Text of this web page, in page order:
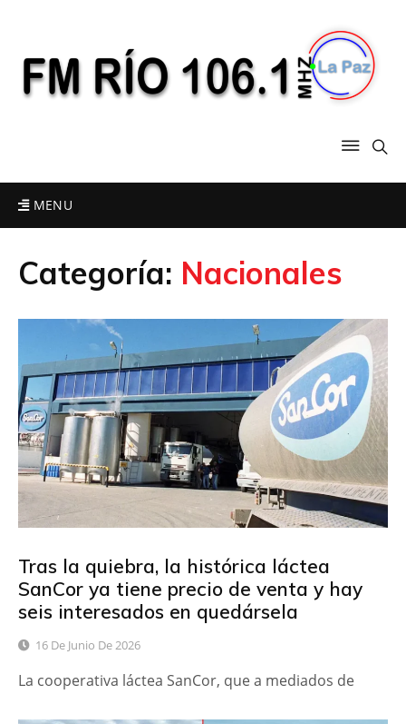
MENU
Categoría: Nacionales
Tras la quiebra, la histórica láctea
SanCor ya tiene precio de venta y hay
seis interesados en quedársela
16 De Junio De 2026
La cooperativa láctea SanCor, que a mediados de